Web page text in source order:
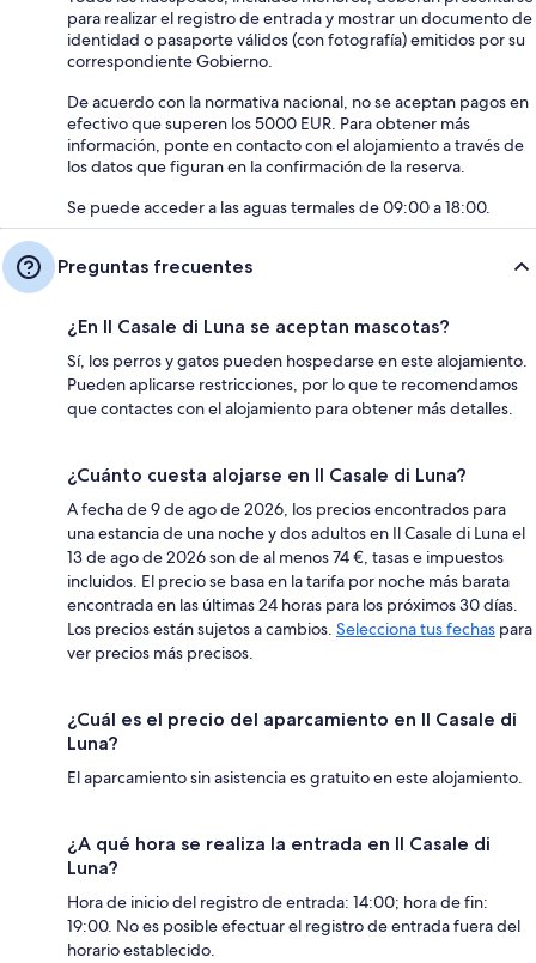
para realizar el registro de entrada y mostrar un documento de
identidad o pasaporte válidos (con fotografía) emitidos por su
correspondiente Gobierno.
De acuerdo con la normativa nacional, no se aceptan pagos en
efectivo que superen los 5000 EUR. Para obtener más
información, ponte en contacto con el alojamiento a través de
los datos que figuran en la confirmación de la reserva.
Se puede acceder a las aguas termales de 09:00 a 18:00.
Preguntas frecuentes
¿En Il Casale di Luna se aceptan mascotas?
Sí, los perros y gatos pueden hospedarse en este alojamiento.
Pueden aplicarse restricciones, por lo que te recomendamos
que contactes con el alojamiento para obtener más detalles.
¿Cuánto cuesta alojarse en Il Casale di Luna?
A fecha de 9 de ago de 2026, los precios encontrados para
una estancia de una noche y dos adultos en Il Casale di Luna el
13 de ago de 2026 son de al menos 74 €, tasas e impuestos
incluidos. El precio se basa en la tarifa por noche más barata
encontrada en las últimas 24 horas para los próximos 30 días.
Los precios están sujetos a cambios. Selecciona tus fechas para
ver precios más precisos.
¿Cuál es el precio del aparcamiento en Il Casale di
Luna?
El aparcamiento sin asistencia es gratuito en este alojamiento.
¿A qué hora se realiza la entrada en Il Casale di
Luna?
Hora de inicio del registro de entrada: 14:00; hora de fin:
19:00. No es posible efectuar el registro de entrada fuera del
horario establecido.